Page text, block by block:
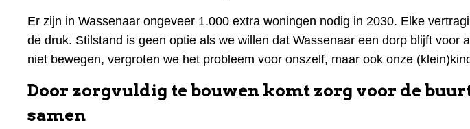
Er zijn in Wassenaar ongeveer 1.000 extra woningen nodig in 2030. Elke
de druk. Stilstand is geen optie als we willen dat Wassenaar een dorp blijft voor
niet bewegen, vergroten we het probleem voor onszelf, maar ook onze
Door zorgvuldig te bouwen komt zorg voor de
samen